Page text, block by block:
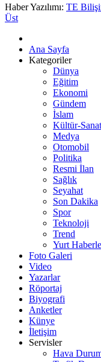
Haber Yazılımı: TE
Üst
Ana Sayfa
Kategoriler
Dünya
Eğitim
Ekonomi
Gündem
İslam
Kültür-Sanat
Medya
Otomobil
Politika
Resmi İlan
Sağlık
Seyahat
Son Dakika
Spor
Teknoloji
Trend
Yurt
Foto Galeri
Video
Yazarlar
Röportaj
Biyografi
Anketler
Künye
İletişim
Servisler
Hava